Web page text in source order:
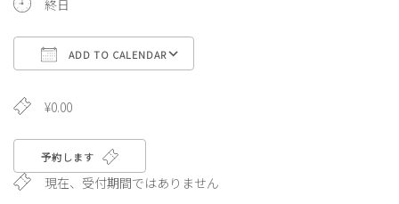
終日
ADD TO CALENDAR
¥0.00
予約します
現在、受付期間ではありません